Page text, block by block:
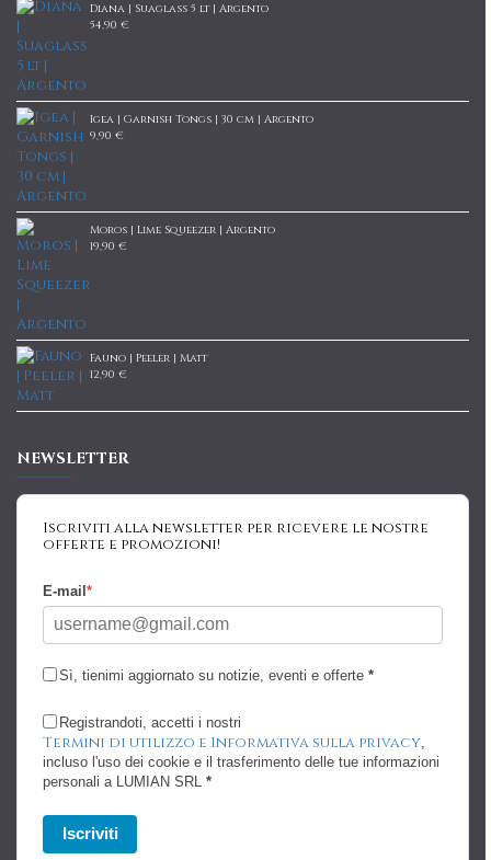
Diana | Suaglass 5 lt | Argento
54,90 €
Igea | Garnish Tongs | 30 cm | Argento
9,90 €
Moros | Lime Squeezer | Argento
19,90 €
Fauno | Peeler | Matt
12,90 €
NEWSLETTER
Iscriviti alla newsletter per ricevere le nostre
offerte e promozioni!
E-mail *
Sì, tienimi aggiornato su notizie, eventi e offerte *
Registrandoti, accetti i nostri
Termini di utilizzo e Informativa sulla privacy,
incluso l'uso dei cookie e il trasferimento delle tue informazioni
personali a LUMIAN SRL *
Iscriviti